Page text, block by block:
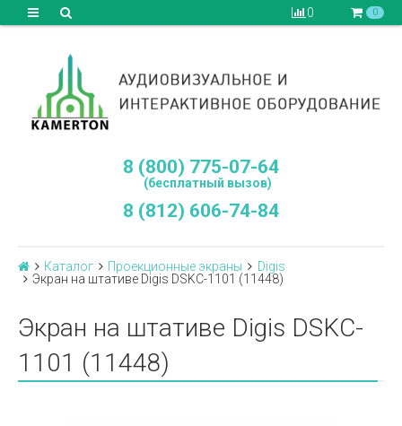
0 0
8 (800) 775-07-64
(бесплатный вызов)
8 (812) 606-74-84
Каталог Проекционные экраны
Digis
Экран на штативе Digis DSKC-1101 (11448)
Экран на штативе Digis DSKC-
1101 (11448)